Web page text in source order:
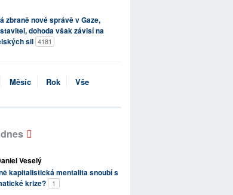
zbraně nové správě v Gaze,
dohoda však závisí na
sil 4181
Měsíc Rok Vše
Veselý
kapitalistická mentalita snoubí s
krize?
1